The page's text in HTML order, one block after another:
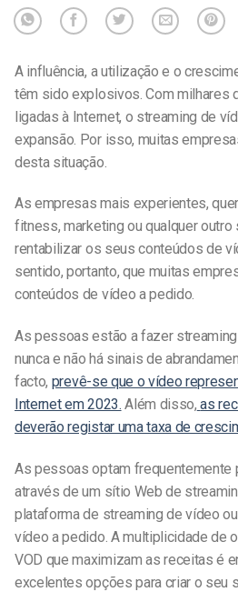
A influência, a utilização e o
têm sido explosivos. Com milhares
ligadas à Internet, o streaming de
expansão. Por isso, muitas
desta situação.
As empresas mais experientes,
fitness, marketing ou qualquer outro
rentabilizar os seus conteúdos de
sentido, portanto, que muitas
conteúdos de vídeo a pedido.
As pessoas estão a fazer
nunca e não há sinais de
facto, prevê-se que o vídeo
Internet em 2023. Além disso, as
deverão registar uma taxa de
As pessoas optam frequentemente
através de um sítio Web de
plataforma de streaming de vídeo
vídeo a pedido. A multiplicidade de
VOD que maximizam as receitas é
excelentes opções para criar o seu